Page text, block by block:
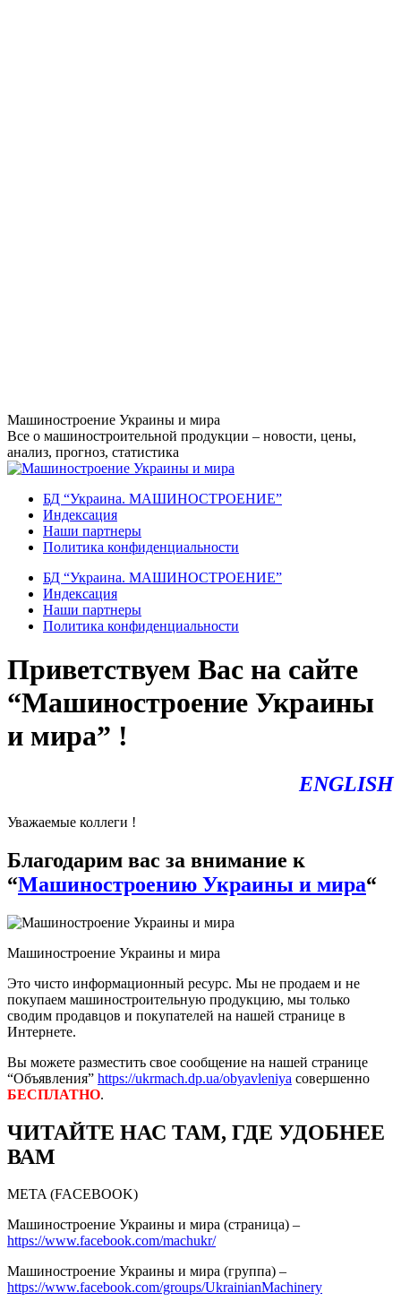
Перейти
к
содержанию
Машиностроение Украины и мира
Все о машиностроительной продукции – новости, цены,
анализ, прогноз, статистика
БД “Украина. МАШИНОСТРОЕНИЕ”
Индекcация
Наши партнеры
Политика конфиденциальности
БД “Украина. МАШИНОСТРОЕНИЕ”
Индекcация
Наши партнеры
Политика конфиденциальности
Приветствуем Вас на сайте
“Машиностроение Украины
и мира” !
ENGLISH
Уважаемые коллеги !
Благодарим вас за внимание к
“Машиностроению Украины и мира“
Машиностроение Украины и мира
Это чисто информационный ресурс. Мы не продаем и не
покупаем машиностроительную продукцию, мы только
сводим продавцов и покупателей на нашей странице в
Интернете.
Вы можете разместить свое сообщение на нашей странице
“Объявления” https://ukrmach.dp.ua/obyavleniya совершенно
БЕСПЛАТНО.
ЧИТАЙТЕ НАС ТАМ, ГДЕ УДОБНЕЕ
ВАМ
META (FACEBOOK)
Машиностроение Украины и мира (страница) –
https://www.facebook.com/machukr/
Машиностроение Украины и мира (группа) –
https://www.facebook.com/groups/UkrainianMachinery